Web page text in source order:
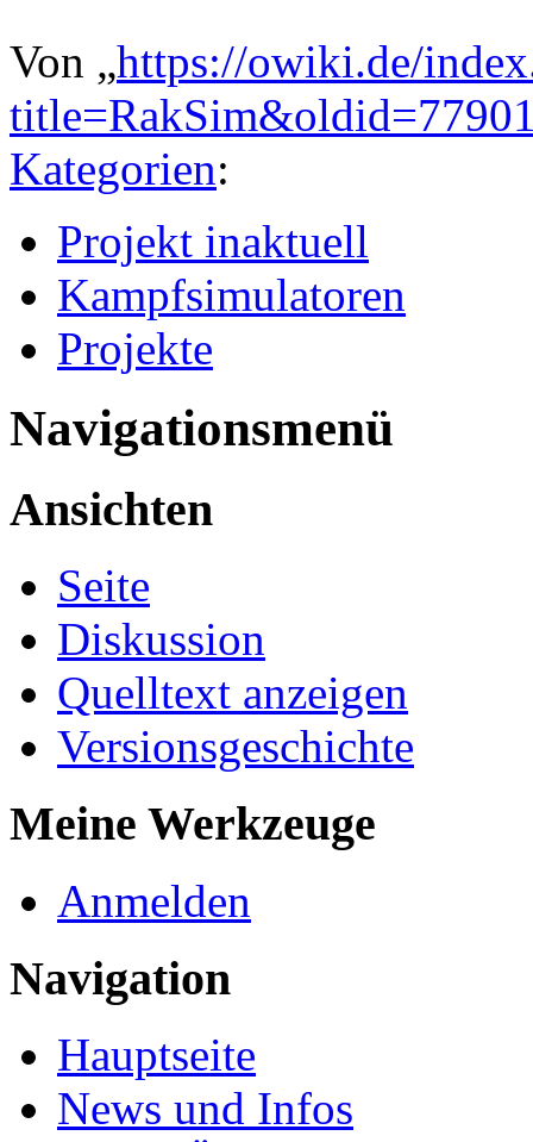
Von „https://owiki.de/
Kategorien:
Projekt inaktuell
Kampfsimulatoren
Projekte
Navigationsmenü
Ansichten
Seite
Diskussion
Quelltext anzeigen
Versionsgeschichte
Meine Werkzeuge
Anmelden
Navigation
Hauptseite
News und Infos